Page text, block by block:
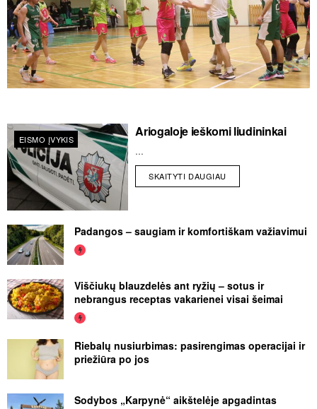
EISMO ĮVYKIS Ariogaloje ieškomi liudininkai
...
SKAITYTI DAUGIAU
Padangos – saugiam ir komfortiškam važiavimui
Viščiukų blauzdelės ant ryžių – sotus ir
nebrangus receptas vakarienei visai šeimai
Riebalų nusiurbimas: pasirengimas operacijai ir
priežiūra po jos
Sodybos „Karpynė“ aikštelėje apgadintas